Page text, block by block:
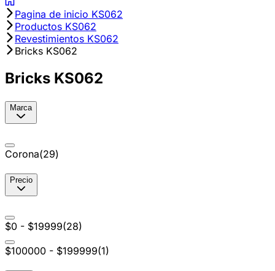
Pagina de inicio KS062
Productos KS062
Revestimientos KS062
Bricks KS062
Bricks KS062
Marca
Corona(29)
Precio
$0 - $19999(28)
$100000 - $199999(1)